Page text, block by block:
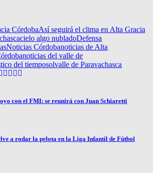
CórdobaAsí seguirá el clima en Alta Gracia
cielo algo nubladoDefensa
Noticias Córdobanoticias de Alta
noticias del valle de
del tiemposolvalle de Paravachasca
con el FMI: se reunirá con Juan Schiaretti
a rodar la pelota en la Liga Infantil de Fútbol